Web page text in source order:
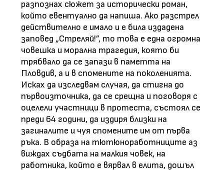
разпознах сюжет за исторически роман,
който евентуално да напиша. Ако разстрел
действително е имало и е била издадена
заповед „Стреляй!”, то това е една огромна
човешка и морална трагедия, която би
трябвало да се запази в паметта на
Пловдив, а и в спомените на поколенията.
Исках да изследвам случая, да стигна до
първоизточника, да се срещна и поговоря с
оцелели участници в протеста, състоял се
преди 64 години, да издиря близки на
загиналите и чуя спомените им от първа
ръка. В образа на тютюноработниците аз
виждах съдбата на малкия човек, на
работника, който е вярвал в елита, дошъл